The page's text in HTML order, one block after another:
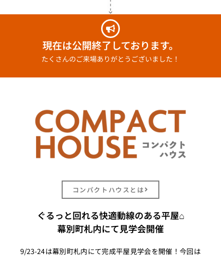
現在は公開終了しております。
たくさんのご来場ありがとうございました！
コンパクトハウスとは
ぐるっと回れる快適動線のある平屋⌂
幕別町札内にて見学会開催
9/23-24は幕別町札内にて完成平屋見学会を開催！今回は